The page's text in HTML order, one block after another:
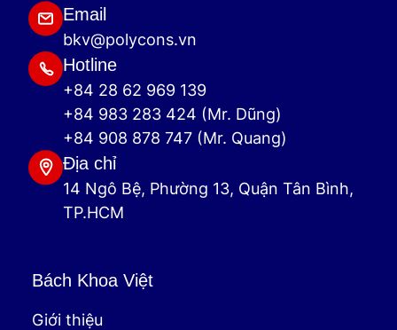
Email
bkv@polycons.vn
Hotline
+84 28 62 969 139
+84 983 283 424 (Mr. Dũng)
+84 908 878 747 (Mr. Quang)
Địa chỉ
14 Ngô Bệ, Phường 13, Quận Tân Bình,
TP.HCM
Bách Khoa Việt
Giới thiệu